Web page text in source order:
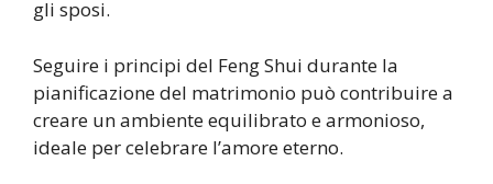
gli sposi.
Seguire i principi del Feng Shui durante la
pianificazione del matrimonio può contribuire a
creare un ambiente equilibrato e armonioso,
ideale per celebrare l’amore eterno.